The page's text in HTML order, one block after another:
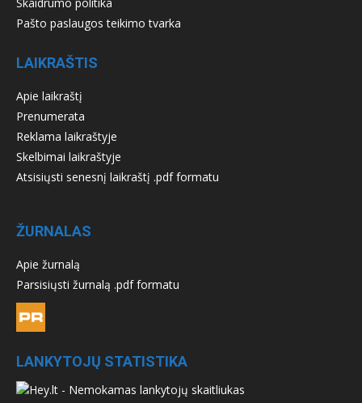
Pašto paslaugos teikimo tvarka
LAIKRAŠTIS
Apie laikraštį
Prenumerata
Reklama laikraštyje
Skelbimai laikraštyje
Atsisiųsti senesnį laikraštį .pdf formatu
ŽURNALAS
Apie žurnalą
Parsisiųsti žurnalą .pdf formatu
LANKYTOJŲ STATISTIKA